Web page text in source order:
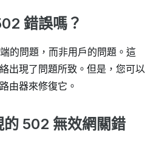
錯誤嗎？
的問題，而非用戶的問題。這
出現了問題所致。但是，您可以
由器來修復它。
502 無效網關錯